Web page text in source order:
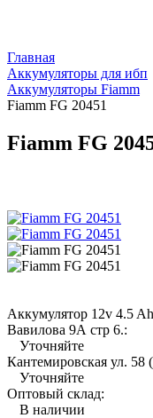
Главная
Аккумуляторы для ибп
Аккумуляторы Fiamm
Fiamm FG 20451
Fiamm FG
Аккумулятор 12v 4.5 Ah
Вавилова 9А стр 6.:
Уточняйте
Кантемировская ул. 58
Уточняйте
Оптовый склад:
В наличии